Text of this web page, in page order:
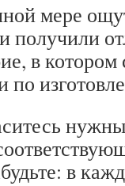
мере
получили
в котором
в